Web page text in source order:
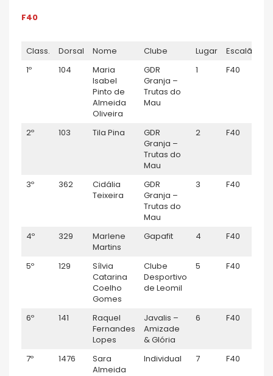
F40
Class. Dorsal Nome Clube Lugar Escalão
1º
104
Maria
Isabel
Pinto de
Almeida
Oliveira
GDR
Granja –
Trutas do
Mau
1 F40
2º 103 Tila Pina
GDR
Granja –
Trutas do
Mau
2 F40
3º 362
Cidália
Teixeira
GDR
Granja –
Trutas do
Mau
3 F40
4º 329
Marlene
Martins
Gapafit 4 F40
5º 129
Sílvia
Catarina
Coelho
Gomes
Clube
Desportivo
de Leomil
5 F40
6º 141
Raquel
Fernandes
Lopes
Javalis –
Amizade
& Glória
6 F40
7º 1476
Sara
Almeida
Individual 7 F40